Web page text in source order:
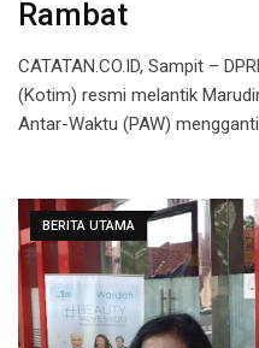
Rambat
CATATAN.CO.ID, Sampit –
(Kotim) resmi melantik
Antar-Waktu (PAW)
BERITA UTAMA